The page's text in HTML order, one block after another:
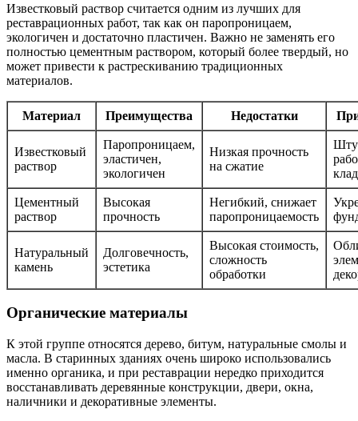
Известковый раствор считается одним из лучших для
реставрационных работ, так как он паропроницаем,
экологичен и достаточно пластичен. Важно не заменять его
полностью цементным раствором, который более твердый, но
может привести к растрескиванию традиционных
материалов.
Материал Преимущества Недостатки
Известковый
раствор
Паропроницаем,
эластичен,
экологичен
Низкая прочность
на сжатие
Цементный
раствор
Высокая
прочность
Негибкий, снижает
паропроницаемость
Натуральный
камень
Долговечность,
эстетика
Высокая стоимость,
сложность
обработки
Органические материалы
К этой группе относятся дерево, битум, натуральные смолы и
масла. В старинных зданиях очень широко использовались
именно органика, и при реставрации нередко приходится
восстанавливать деревянные конструкции, двери, окна,
наличники и декоративные элементы.